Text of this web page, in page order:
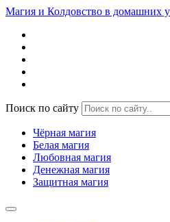
Магия и Колдовство в домашних
Поиск по сайту
Чёрная магия
Белая магия
Любовная магия
Денежная магия
Защитная магия